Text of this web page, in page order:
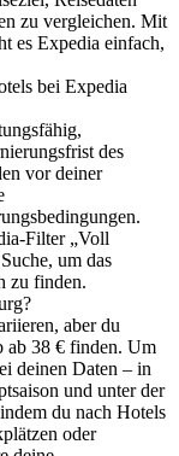
zu vergleichen. Mit
es Expedia einfach,
bei Expedia
des
vor deiner
Filter „Voll
um das
zu finden.
aber du
ab 38 € finden. Um
deinen Daten – in
und unter der
du nach Hotels
oder